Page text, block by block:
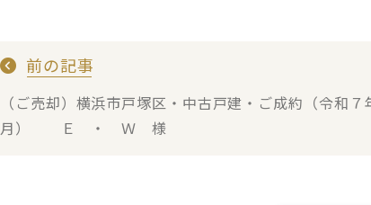
前の記事
（ご売却）横浜市戸塚区・中古戸建・ご成約（令和７
月） Ｅ ・ Ｗ 様